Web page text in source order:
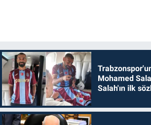
Mohamed
Salah'ın ilk